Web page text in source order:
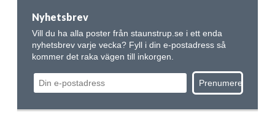
Nyhetsbrev
Vill du ha alla poster från staunstrup.se i ett enda
nyhetsbrev varje vecka? Fyll i din e-postadress så
kommer det raka vägen till inkorgen.